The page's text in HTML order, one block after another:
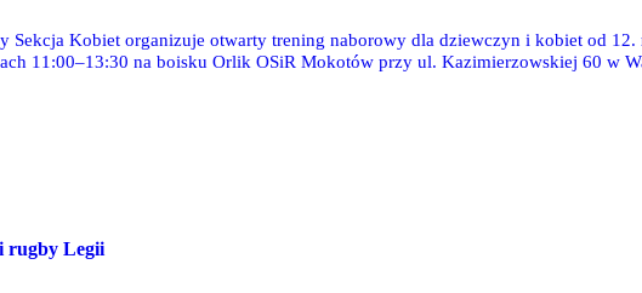
Sekcja Kobiet organizuje otwarty trening naborowy dla dziewczyn i kobiet od
11:00–13:30 na boisku Orlik OSiR Mokotów przy ul. Kazimierzowskiej 60 w
rugby Legii